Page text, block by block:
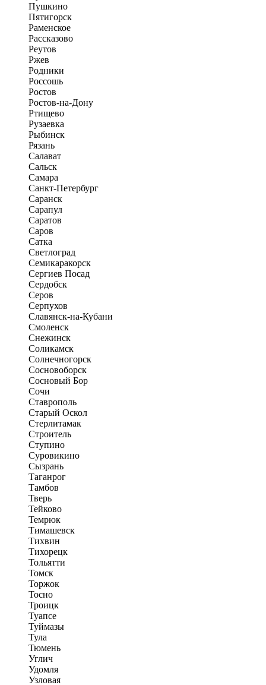
Пушкино
Пятигорск
Раменское
Рассказово
Реутов
Ржев
Родники
Россошь
Ростов
Ростов-на-Дону
Ртищево
Рузаевка
Рыбинск
Рязань
Салават
Сальск
Самара
Санкт-Петербург
Саранск
Сарапул
Саратов
Саров
Сатка
Светлоград
Семикаракорск
Сергиев Посад
Сердобск
Серов
Серпухов
Славянск-на-Кубани
Смоленск
Снежинск
Соликамск
Солнечногорск
Сосновоборск
Сосновый Бор
Сочи
Ставрополь
Старый Оскол
Стерлитамак
Строитель
Ступино
Суровикино
Сызрань
Таганрог
Тамбов
Тверь
Тейково
Темрюк
Тимашевск
Тихвин
Тихорецк
Тольятти
Томск
Торжок
Тосно
Троицк
Туапсе
Туймазы
Тула
Тюмень
Углич
Удомля
Узловая